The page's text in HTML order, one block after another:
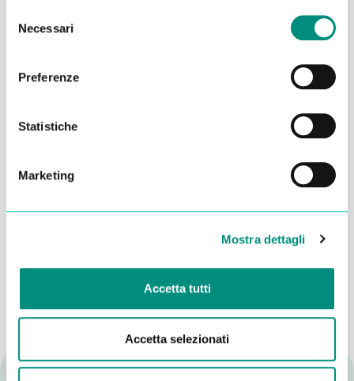
delNecessari
Preferenze
Statistiche
Marketing
Mostra dettagli
Accetta tutti
Accetta selezionati
trattamento dei miei dati per essere ricontattato